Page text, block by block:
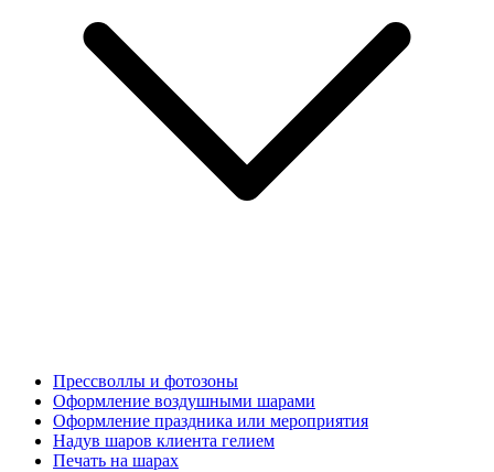
Прессволлы и фотозоны
Оформление воздушными шарами
Оформление праздника или мероприятия
Надув шаров клиента гелием
Печать на шарах